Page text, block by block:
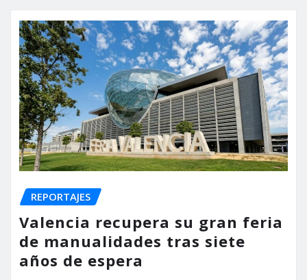
REPORTAJES
Valencia recupera su gran feria
de manualidades tras siete
años de espera